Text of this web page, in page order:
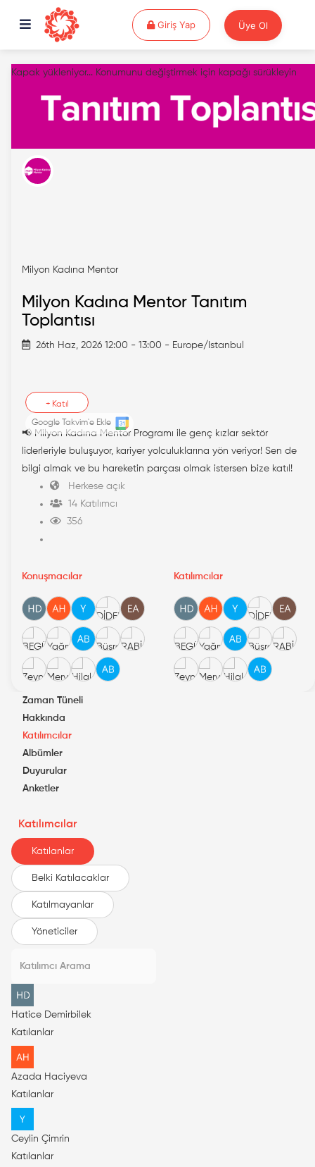
Giriş YapGiriş Yap Üye Ol
Kapak yükleniyor... Konumunu değiştirmek için kapağı sürükleyin
Milyon Kadına Mentor
Milyon Kadına Mentor Tanıtım
Toplantısı
26th Haz, 2026 12:00 - 13:00 - Europe/Istanbul
+ Katıl
Google Takvim'e Ekle
📢 Milyon Kadına Mentor Programı ile genç kızlar sektör
liderleriyle buluşuyor, kariyer yolculuklarına yön veriyor! Sen de
bilgi almak ve bu hareketin parçası olmak istersen bize katıl!
Herkese açık
14 Katılımcı
356
Konuşmacılar Katılımcılar
Zaman Tüneli
Hakkında
Katılımcılar
Albümler
Duyurular
Anketler
Katılımcılar
Katılanlar
Belki Katılacaklar
Katılmayanlar
Yöneticiler
Hatice Demirbilek
Katılanlar
Azada Haciyeva
Katılanlar
Ceylin Çimrin
Katılanlar